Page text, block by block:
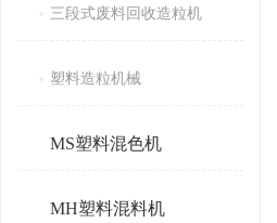
三段式废料回收造粒机
塑料造粒机械
MS塑料混色机
MH塑料混料机